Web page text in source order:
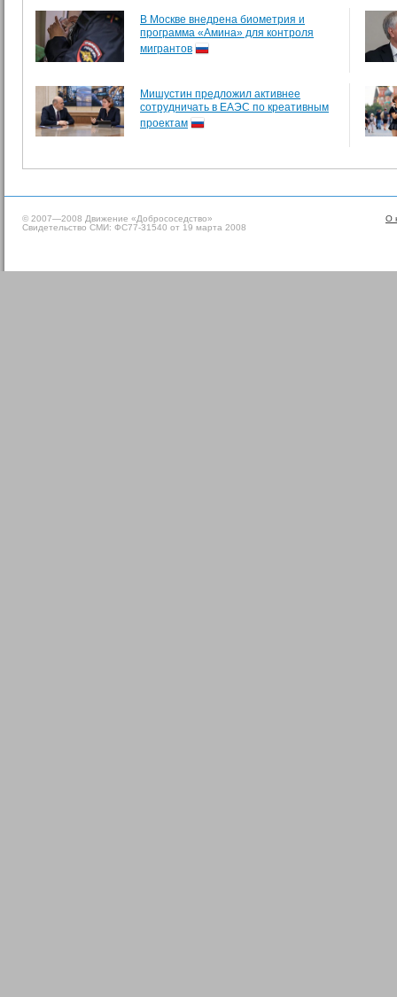
В Москве внедрена биометрия и
программа «Амина» для контроля
мигрантов
Мишустин предложил активнее
сотрудничать в ЕАЭС по креативным
проектам
О
© 2007—2008 Движение «Добрососедство»
Свидетельство СМИ: ФС77-31540 от 19 марта 2008